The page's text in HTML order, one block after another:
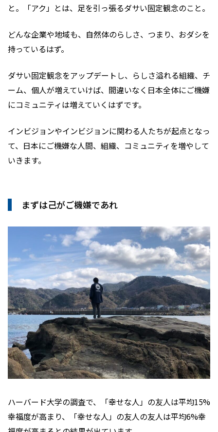
と。「アク」とは、足を引っ張るダサい固定観念のこと。
どんな企業や地域も、自然体のらしさ、つまり、おダシを
持っているはず。
ダサい固定観念をアップデートし、らしさ溢れる組織、チ
ーム、個人が増えていけば、間違いなく日本全体にご機嫌
にコミュニティは増えていくはずです。
インビジョンやインビジョンに関わる人たちが起点となっ
て、日本にご機嫌な人間、組織、コミュニティを増やして
いきます。
まずは己がご機嫌であれ
ハーバード大学の調査で、「幸せな人」の友人は平均15%
幸福度が高まり、「幸せな人」の友人の友人は平均6%幸